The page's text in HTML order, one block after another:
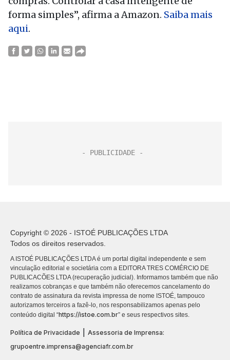
forma simples”, afirma a Amazon. Saiba mais
aqui.
Copyright © 2026 - ISTOÉ PUBLICAÇÕES LTDA
Todos os direitos reservados.
A ISTOÉ PUBLICAÇÕES LTDA é um portal digital independente e sem
vinculação editorial e societária com a EDITORA TRES COMÉRCIO DE
PUBLICACÕES LTDA (recuperação judicial). Informamos também que não
realizamos cobranças e que também não oferecemos cancelamento do
contrato de assinatura da revista impressa de nome ISTOÉ, tampouco
autorizamos terceiros a fazê-lo, nos responsabilizamos apenas pelo
conteúdo digital “https://istoe.com.br” e seus respectivos sites.
Política de Privacidade
Assessoria de Imprensa:
grupoentre.imprensa@agenciafr.com.br